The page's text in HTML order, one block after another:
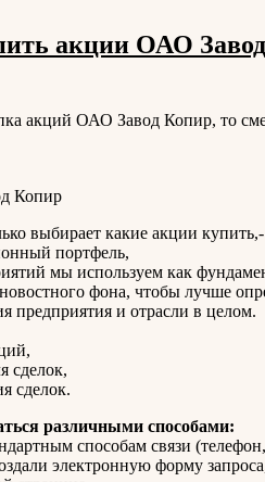
акции ОАО Завод
акций ОАО Завод Копир, то
выбирает какие акции
портфель,
мы используем как
фона, чтобы лучше
предприятия и отрасли в целом.
сделок,
сделок.
различными способами:
способам связи
электронную форму